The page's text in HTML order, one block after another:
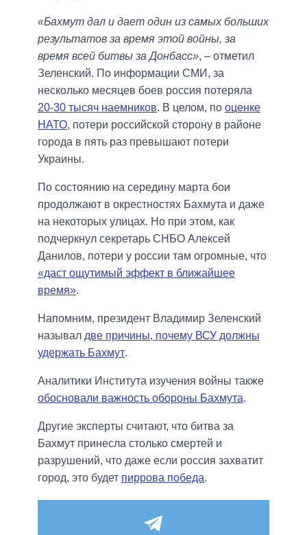
«Бахмут дал и дает один из самых больших
результатов за время этой войны, за
время всей битвы за Донбасс», – отметил
Зеленский. По информации СМИ, за
несколько месяцев боев россия потеряла
20-30 тысяч наемников. В целом, по оценке
НАТО, потери российской сторону в районе
города в пять раз превышают потери
Украины.
По состоянию на середину марта бои
продолжают в окрестностях Бахмута и даже
на некоторых улицах. Но при этом, как
подчеркнул секретарь СНБО Алексей
Данилов, потери у россии там огромные, что
«даст ощутимый эффект в ближайшее
время».
Напомним, президент Владимир Зеленский
называл две причины, почему ВСУ должны
удержать Бахмут.
Аналитики Института изучения войны также
обосновали важность обороны Бахмута.
Другие эксперты считают, что битва за
Бахмут принесла столько смертей и
разрушений, что даже если россия захватит
город, это будет пиррова победа.